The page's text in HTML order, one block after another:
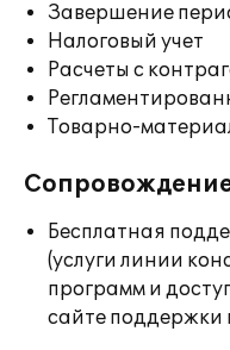
Завершение
Налоговый учет
Расчеты с
Товарно-
Бесплатная
(услуги линии
программ и
сайте поддержки